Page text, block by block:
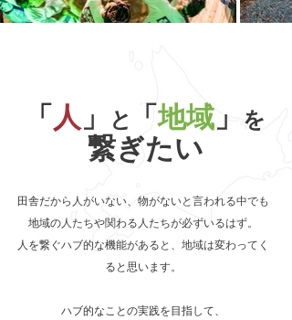
「人 」 と 「地域」 を
繋ぎたい
田舎だから人がいない、物がないと言われる中でも
地域の人たちや関わる人たちが必ずいるはず。
人を繋ぐハブ的な機能があると、地域は変わってく
ると思います。
ハブ的なことの実践を目指して、